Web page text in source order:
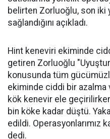
belirten Zorluoğlu, son iki
sağlandığını açıkladı.
Hint keneviri ekiminde
getiren Zorluoğlu
konusunda tüm
ekiminde ciddi bir azalma
kök kenevir ele
bin köke kadar düştü.
edildi. Operasyonlarımız
dedi.